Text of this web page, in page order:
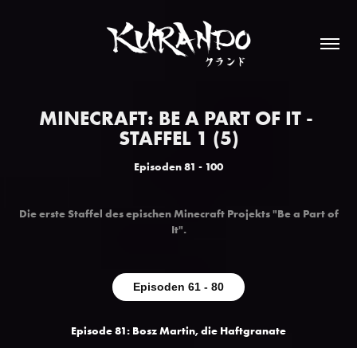
MINECRAFT: BE A PART OF IT -
STAFFEL 1 (5)
Episoden 81 - 100
Die erste Staffel des epischen Minecraft Projekts "Be a Part of
It".
Episoden 61 - 80
Episode 81: Bosz Martin, die Haftgranate